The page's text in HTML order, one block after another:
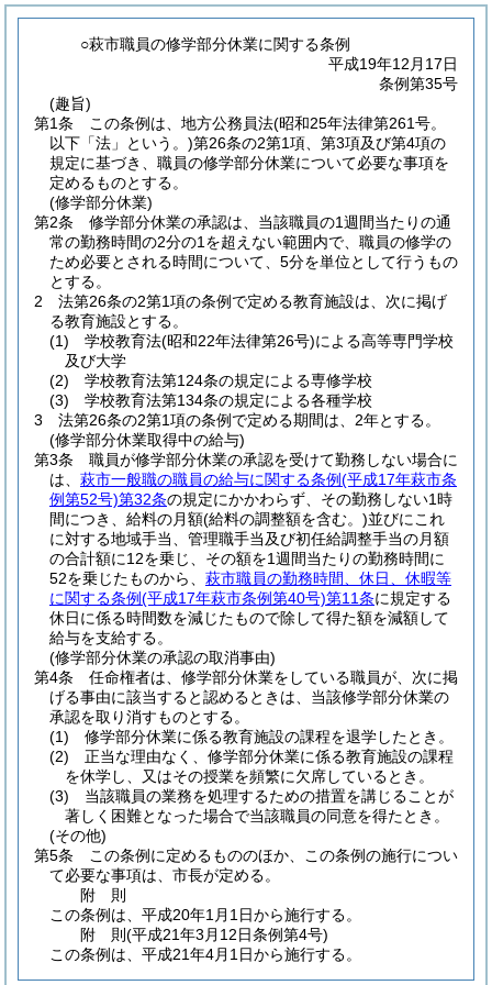
○萩市職員の修学部分休業に関する条例
平成19年12月17日
条例第35号
(趣旨)
第1条
この条例は、地方公務員法(昭和25年法律第261号。
以下「法」という。)第26条の2第1項、第3項及び第4項の
規定に基づき、職員の修学部分休業について必要な事項を
定めるものとする。
(修学部分休業)
第2条
修学部分休業の承認は、当該職員の1週間当たりの通
常の勤務時間の2分の1を超えない範囲内で、職員の修学の
ため必要とされる時間について、5分を単位として行うもの
とする。
2
法第26条の2第1項の条例で定める教育施設は、次に掲げ
る教育施設とする。
(1)
学校教育法(昭和22年法律第26号)による高等専門学校
及び大学
(2)
学校教育法第124条の規定による専修学校
(3)
学校教育法第134条の規定による各種学校
3
法第26条の2第1項の条例で定める期間は、2年とする。
(修学部分休業取得中の給与)
第3条
職員が修学部分休業の承認を受けて勤務しない場合に
は、 萩市一般職の職員の給与に関する条例(平成17年萩市条
例第52号)第32条の規定にかかわらず、その勤務しない1時
間につき、給料の月額(給料の調整額を含む。)並びにこれ
に対する地域手当、管理職手当及び初任給調整手当の月額
の合計額に12を乗じ、その額を1週間当たりの勤務時間に
52を乗じたものから、 萩市職員の勤務時間、休日、休暇等
に関する条例(平成17年萩市条例第40号)第11条に規定する
休日に係る時間数を減じたもので除して得た額を減額して
給与を支給する。
(修学部分休業の承認の取消事由)
第4条
任命権者は、修学部分休業をしている職員が、次に掲
げる事由に該当すると認めるときは、当該修学部分休業の
承認を取り消すものとする。
(1)
修学部分休業に係る教育施設の課程を退学したとき。
(2)
正当な理由なく、修学部分休業に係る教育施設の課程
を休学し、又はその授業を頻繁に欠席しているとき。
(3)
当該職員の業務を処理するための措置を講じることが
著しく困難となった場合で当該職員の同意を得たとき。
(その他)
第5条
この条例に定めるもののほか、この条例の施行につい
て必要な事項は、市長が定める。
附 則
この条例は、平成20年1月1日から施行する。
附 則(平成21年3月12日条例第4号)
この条例は、平成21年4月1日から施行する。